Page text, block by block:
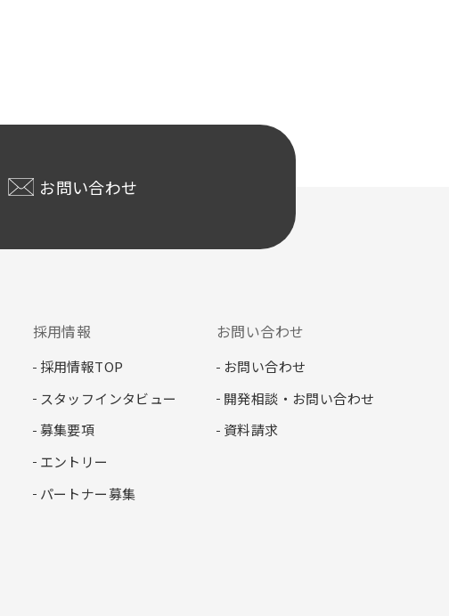
お問い合わせ
採用情報
採用情報TOP
スタッフインタビュー
募集要項
エントリー
パートナー募集
お問い合わせ
お問い合わせ
開発相談・お問い合わせ
資料請求